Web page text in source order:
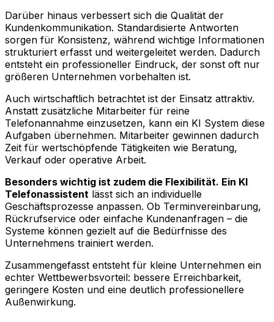
Darüber hinaus verbessert sich die Qualität der
Kundenkommunikation. Standardisierte Antworten
sorgen für Konsistenz, während wichtige Informationen
strukturiert erfasst und weitergeleitet werden. Dadurch
entsteht ein professioneller Eindruck, der sonst oft nur
größeren Unternehmen vorbehalten ist.
Auch wirtschaftlich betrachtet ist der Einsatz attraktiv.
Anstatt zusätzliche Mitarbeiter für reine
Telefonannahme einzusetzen, kann ein KI System diese
Aufgaben übernehmen. Mitarbeiter gewinnen dadurch
Zeit für wertschöpfende Tätigkeiten wie Beratung,
Verkauf oder operative Arbeit.
Besonders wichtig ist zudem die Flexibilität. Ein KI
Telefonassistent lässt sich an individuelle
Geschäftsprozesse anpassen. Ob Terminvereinbarung,
Rückrufservice oder einfache Kundenanfragen – die
Systeme können gezielt auf die Bedürfnisse des
Unternehmens trainiert werden.
Zusammengefasst entsteht für kleine Unternehmen ein
echter Wettbewerbsvorteil: bessere Erreichbarkeit,
geringere Kosten und eine deutlich professionellere
Außenwirkung.